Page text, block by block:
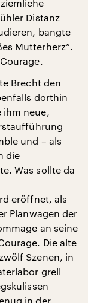
Distanz
bangte
Mutterherz“.
Brecht den
dorthin
ihm neue,
und – als
die
Was sollte da
eröffnet, als
Planwagen der
an seine
Die alte
Szenen, in
grell
in der